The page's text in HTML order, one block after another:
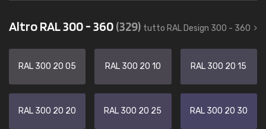
Altro RAL 300 - 360(329) tutto RAL Design 300 - 360
RAL 300 20 05 RAL 300 20 10 RAL 300 20 15
RAL 300 20 20 RAL 300 20 25 RAL 300 20 30